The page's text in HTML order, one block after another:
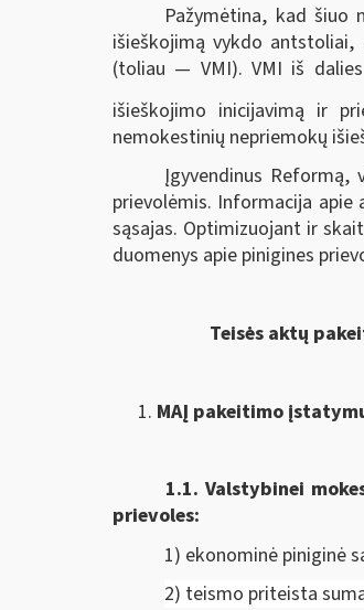
Pažymėtina, kad šiuo
išieškojimą vykdo antstoliai,
(toliau — VMI). VMI iš
išieškojimo inicijavimą ir
nemokestinių nepriemokų
Įgyvendinus
prievolėmis. Informacija
sąsajas. Optimizuojant ir
duomenys apie pinigines
Teisės aktų
MAĮ pakeitimo
1.1. Valstybinei
prievoles:
1) ekonominė piniginė
2) teismo priteista